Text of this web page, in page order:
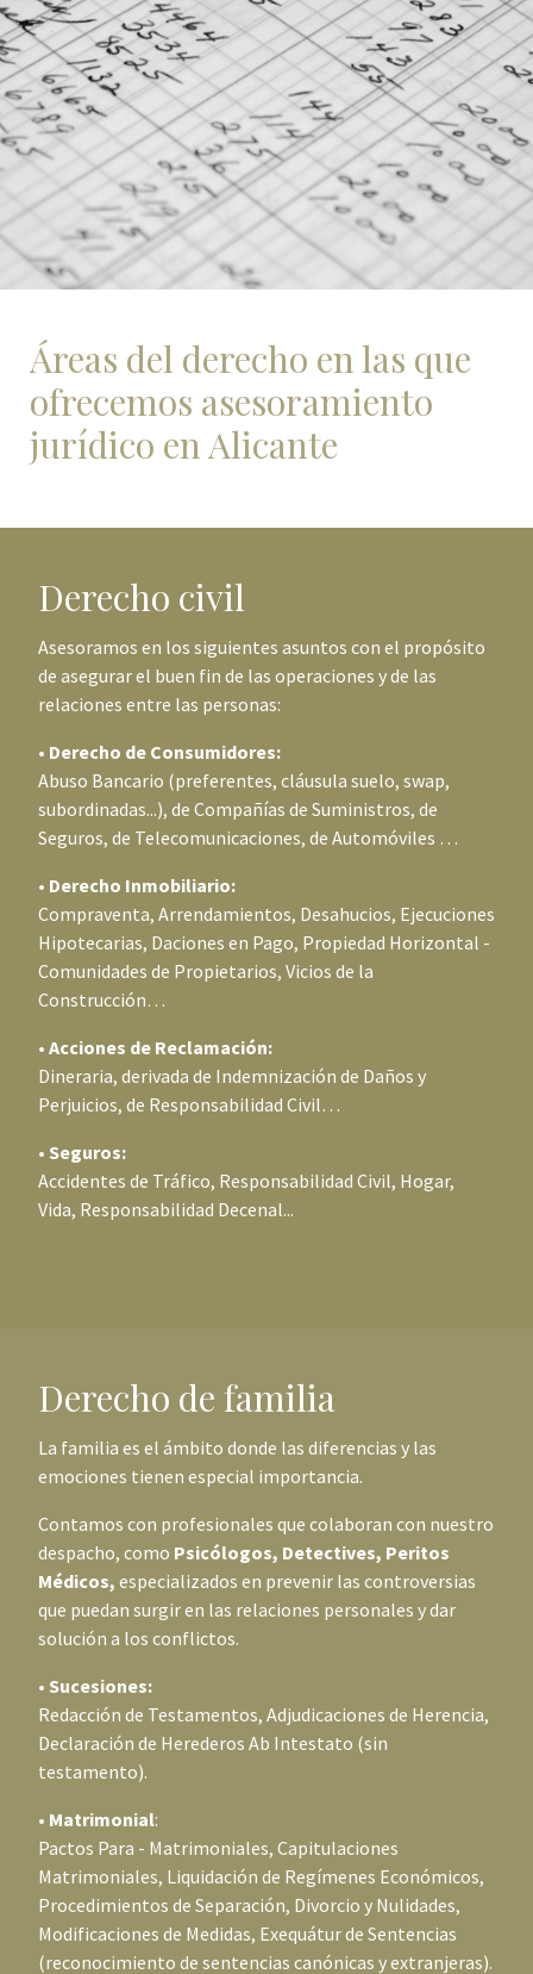
Áreas del derecho en las que
ofrecemos asesoramiento
jurídico en Alicante
Derecho civil
Asesoramos en los siguientes asuntos con el propósito
de asegurar el buen fin de las operaciones y de las
relaciones entre las personas:
• Derecho de Consumidores:
Abuso Bancario (preferentes, cláusula suelo, swap,
subordinadas...), de Compañías de Suministros, de
Seguros, de Telecomunicaciones, de Automóviles …
• Derecho Inmobiliario:
Compraventa, Arrendamientos, Desahucios, Ejecuciones
Hipotecarias, Daciones en Pago, Propiedad Horizontal -
Comunidades de Propietarios, Vicios de la
Construcción…
• Acciones de Reclamación:
Dineraria, derivada de Indemnización de Daños y
Perjuicios, de Responsabilidad Civil…
• Seguros:
Accidentes de Tráfico, Responsabilidad Civil, Hogar,
Vida, Responsabilidad Decenal...
Derecho de familia
La familia es el ámbito donde las diferencias y las
emociones tienen especial importancia.
Contamos con profesionales que colaboran con nuestro
despacho, como Psicólogos, Detectives, Peritos
Médicos, especializados en prevenir las controversias
que puedan surgir en las relaciones personales y dar
solución a los conflictos.
• Sucesiones:
Redacción de Testamentos, Adjudicaciones de Herencia,
Declaración de Herederos Ab Intestato (sin
testamento).
• Matrimonial:
Pactos Para - Matrimoniales, Capitulaciones
Matrimoniales, Liquidación de Regímenes Económicos,
Procedimientos de Separación, Divorcio y Nulidades,
Modificaciones de Medidas, Exequátur de Sentencias
(reconocimiento de sentencias canónicas y extranjeras).